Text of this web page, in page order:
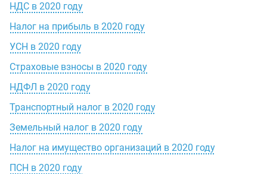
НДС в 2020 году
Налог на прибыль в 2020 году
УСН в 2020 году
Страховые взносы в 2020 году
НДФЛ в 2020 году
Транспортный налог в 2020 году
Земельный налог в 2020 году
Налог на имущество организаций в 2020 году
ПСН в 2020 году